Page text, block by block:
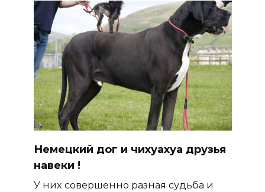
Немецкий дог и чихуахуа друзья
навеки !
У них совершенно разная судьба и